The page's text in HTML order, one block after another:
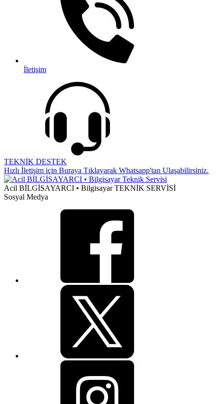
İletişim
TEKNİK DESTEK
Hızlı İletişim için Buraya Tıklayarak Whatsapp'tan Ulaşabilirsiniz.
Acil BİLGİSAYARCI • Bilgisayar TEKNİK SERVİSİ
Sosyal Medya